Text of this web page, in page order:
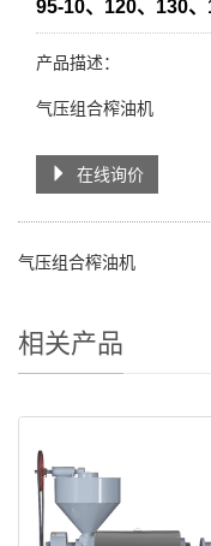
95-10、120、130
产品描述：
气压组合榨油机
在线询价
气压组合榨油机
相关产品